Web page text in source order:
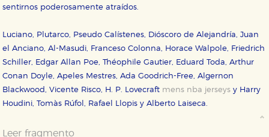
sentirnos poderosamente atraídos.
Luciano, Plutarco, Pseudo Calístenes, Dióscoro de Alejandría, Juan
el Anciano, Al-Masudi, Franceso Colonna, Horace Walpole, Friedrich
Schiller, Edgar Allan Poe, Théophile Gautier, Eduard Toda, Arthur
Conan Doyle, Apeles Mestres, Ada Goodrich-Free, Algernon
Blackwood, Vicente Risco, H. P. Lovecraft mens nba jerseys y Harry
Houdini, Tomàs Rúfol, Rafael Llopis y Alberto Laiseca.
Leer fragmento